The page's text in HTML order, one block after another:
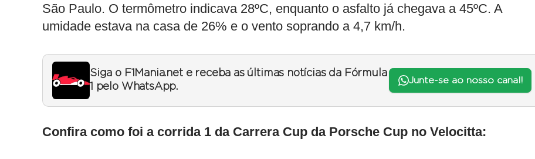
São Paulo. O termômetro indicava 28ºC, enquanto o asfalto já chegava a 45ºC. A
umidade estava na casa de 26% e o vento soprando a 4,7 km/h.
Siga o F1Mania.net e receba as últimas notícias da Fórmula
1 pelo WhatsApp.
Junte-se ao nosso canal!
Confira como foi a corrida 1 da Carrera Cup da Porsche Cup no Velocitta: